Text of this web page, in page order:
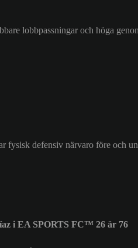
lobbpassningar och höga
fysisk defensiv närvaro före och
i EA SPORTS FC™ 26 är 76